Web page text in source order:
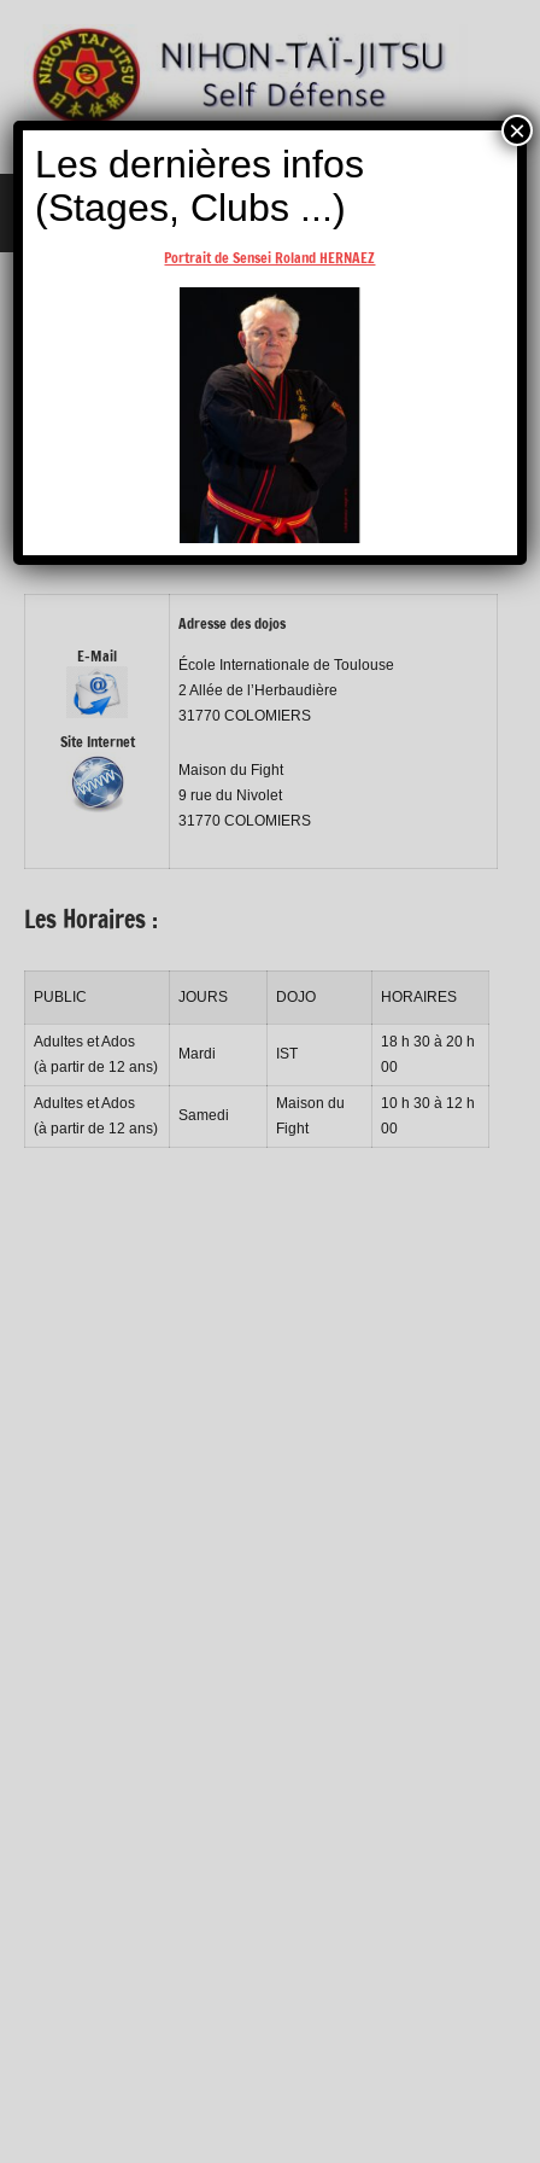
contenu
Jitsu
Défense
MENU
Enseignant(s)
Gilles CLAVERIE
Instructeur, 4ème Dan
E-Mail
Site Internet
Adresse des dojos
École Internationale de Toulouse
2 Allée de l’Herbaudière
31770 COLOMIERS
Maison du Fight
9 rue du Nivolet
31770 COLOMIERS
Les Horaires :
PUBLIC JOURS DOJO HORAIRES
Adultes et Ados
(à partir de 12 ans)
Mardi IST
18 h 30 à 20 h
00
Adultes et Ados
(à partir de 12 ans)
Samedi
Maison du
Fight
10 h 30 à 12 h
00
Les dernières infos
(Stages, Clubs ...)
Portrait de Sensei Roland HERNAEZ
×